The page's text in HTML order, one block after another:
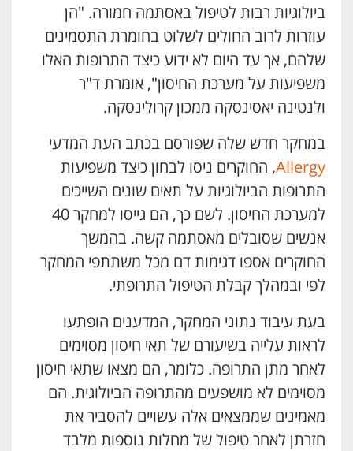
ביולוגיות רבות לטיפול באסתמה חמורה. "הן
עוזרות לרוב החולים לשלוט בחומרת התסמינים
שלהם, אך עד היום לא ידוע כיצד התרופות האלו
משפיעות על מערכת החיסון", אומרת ד"ר
ולנטינה יאסינסקה ממכון קרולינסקה.
במחקר חדש שלה שפורסם בכתב העת המדעי
Allergy, החוקרים ניסו לבחון כיצד משפיעות
התרופות הביולוגיות על תאים שונים השייכים
למערכת החיסון. לשם כך, הם גייסו למחקר 40
אנשים שסובלים מאסתמה קשה. בהמשך
החוקרים אספו דגימות דם מכל משתתפי המחקר
לפי ובמהלך קבלת הטיפול התרופתי.
בעת עיבוד נתוני המחקר, המדענים הופתעו
לראות עלייה בשיעורם של תאי חיסון מסוימים
לאחר מתן התרופה. כלומר, הם מצאו שתאי חיסון
מסוימים לא מושפעים מהתרופה הביולוגית. הם
מאמינים שממצאים אלה עשויים להסביר את
חזרתן לאחר טיפול של מחלות נוספות מלבד